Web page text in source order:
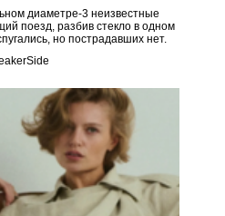
диаметре-3 неизвестные
поезд, разбив стекло в одном
но пострадавших нет.